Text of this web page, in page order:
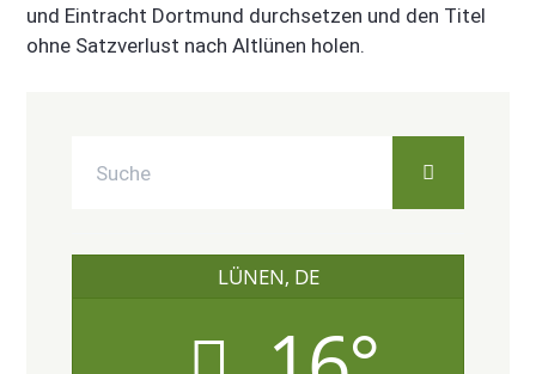
und Eintracht Dortmund durchsetzen und den Titel
ohne Satzverlust nach Altlünen holen.
LÜNEN, DE